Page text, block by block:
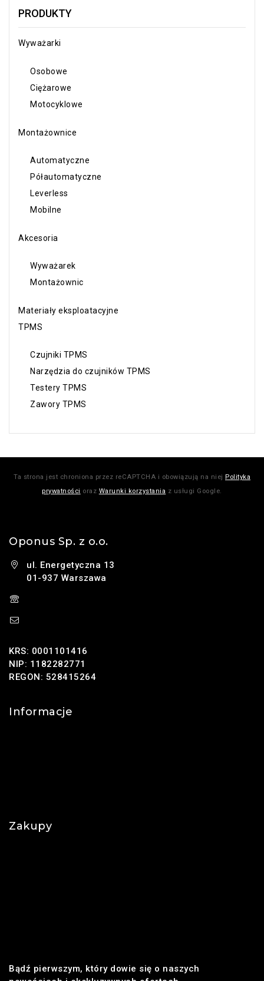
PRODUKTY
Wyważarki
Osobowe
Ciężarowe
Motocyklowe
Montażownice
Automatyczne
Półautomatyczne
Leverless
Mobilne
Akcesoria
Wyważarek
Montażownic
Materiały eksploatacyjne
TPMS
Czujniki TPMS
Narzędzia do czujników TPMS
Testery TPMS
Zawory TPMS
Ta strona jest chroniona przez reCAPTCHA i obowiązują na niej Polityka
prywatności oraz Warunki korzystania z usługi Google.
Oponus Sp. z o.o.
ul. Energetyczna 13
01-937 Warszawa
KRS: 0001101416
NIP: 1182282771
REGON: 528415264
Informacje
Zakupy
Bądź pierwszym, który dowie się o naszych